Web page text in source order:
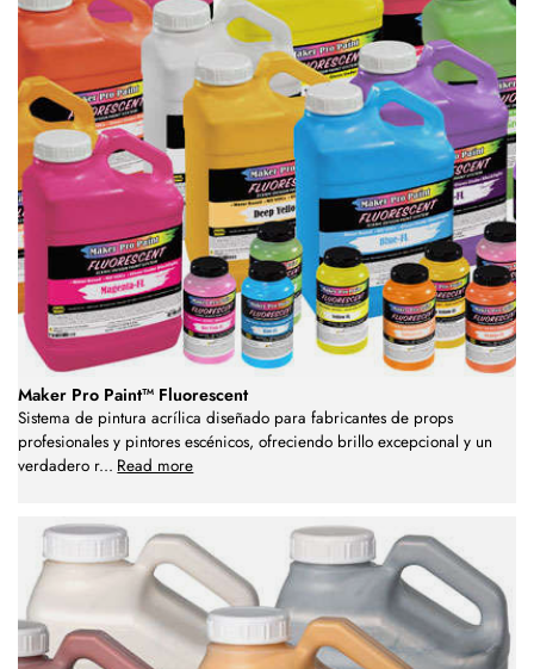
Maker Pro Paint™ Fluorescent
Sistema de pintura acrílica diseñado para fabricantes de props
profesionales y pintores escénicos, ofreciendo brillo excepcional y un
verdadero r... Read more